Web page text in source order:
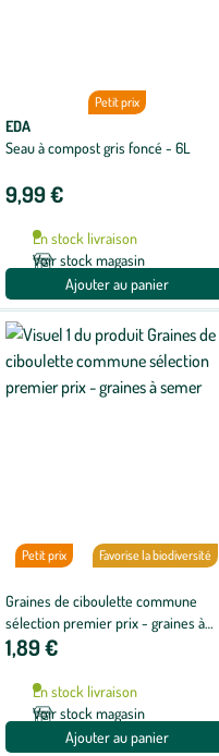
Petit prix
EDA
Seau à compost gris foncé - 6L
9,99 €
En stock livraison
Voir stock magasin
Ajouter au panier
Petit prix Favorise la biodiversité
Graines de ciboulette commune
sélection premier prix - graines à
semer
1,89 €
En stock livraison
Voir stock magasin
Ajouter au panier